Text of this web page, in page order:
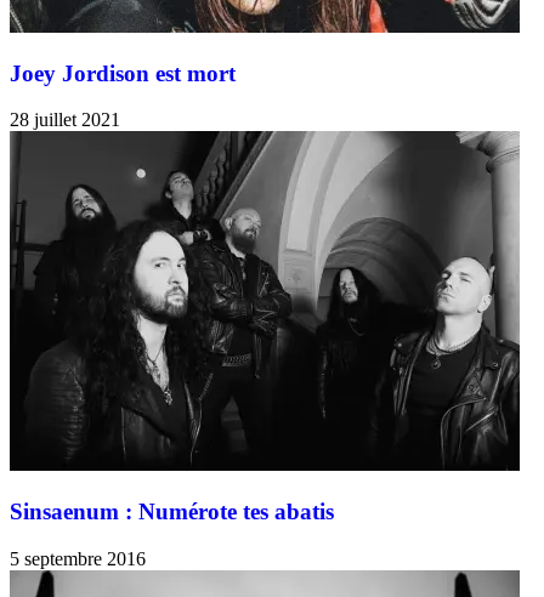
Joey Jordison est mort
28 juillet 2021
Sinsaenum : Numérote tes abatis
5 septembre 2016